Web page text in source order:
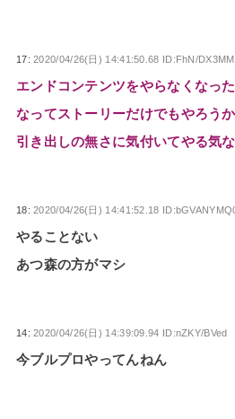
17:2020/04/26(日) 14:41:50.68 ID:FhN/DX3MM
エンドコンテンツをやらなくなっ
なってストーリーだけでもやろう
引き出しの無さに気付いてやる気
18:2020/04/26(日) 14:41:52.18
やることない
あつ森の方がマシ
14:2020/04/26(日) 14:39:09.94 ID:nZKY/BVed
今ブルプロやってんねん